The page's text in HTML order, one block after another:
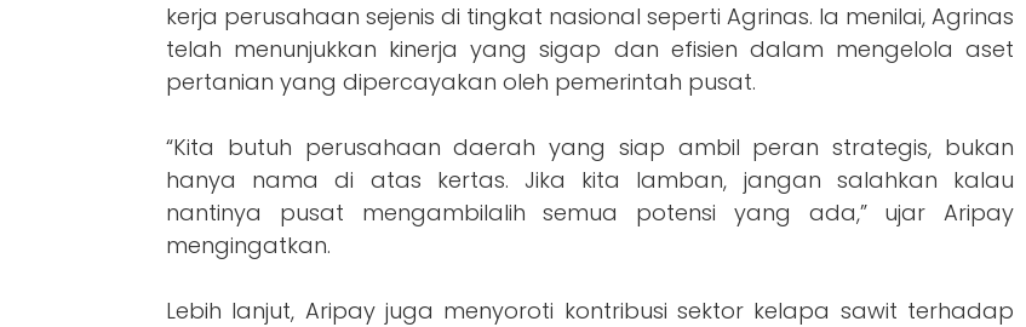
kerja perusahaan sejenis di tingkat nasional seperti Agrinas. Ia menilai, Agrinas
telah menunjukkan kinerja yang sigap dan efisien dalam mengelola aset
pertanian yang dipercayakan oleh pemerintah pusat.
“Kita butuh perusahaan daerah yang siap ambil peran strategis, bukan
hanya nama di atas kertas. Jika kita lamban, jangan salahkan kalau
nantinya pusat mengambilalih semua potensi yang ada,” ujar Aripay
mengingatkan.
Lebih lanjut, Aripay juga menyoroti kontribusi sektor kelapa sawit terhadap